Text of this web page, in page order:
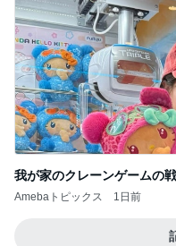
我が家のクレーンゲームの
Amebaトピックス 1日前